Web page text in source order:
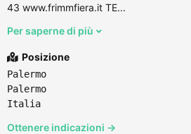
43 www.frimmfiera.it TE...
Per saperne di più
Posizione
Palermo
Palermo
Italia
Ottenere indicazioni →